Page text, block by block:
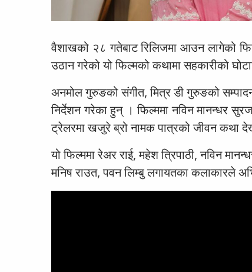
वैशाखको २८ गतेबाट रिलिजमा आउन लागेको
उठान गरेको यो फिल्मको कथामा सहकारीको
अनमोल गुरुङको संगीत, मित्र डी गुरुङको
निर्देशन गरेका हुन् । फिल्ममा नविन मानन्धर
ट्रेलरमा खजुरे ब्रो नामक पात्रको जीवन कथा
यो फिल्ममा रेअर राई, महेश त्रिपाठी, नविन
मनिष राउत, पवन लिम्बु लगायतका कलाकारले